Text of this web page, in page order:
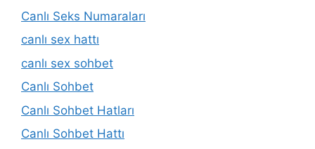
Canlı Seks Numaraları
canlı sex hattı
canlı sex sohbet
Canlı Sohbet
Canlı Sohbet Hatları
Canlı Sohbet Hattı